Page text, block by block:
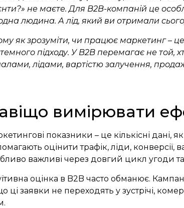
не маєте. Для B2B-компаній це
людина. А лід, який ви отримали
як зрозуміти, чи працює маркетинг –
підходу. У B2B перемагає не той,
лідами, вартістю залучення,
вимірювати
показники – це кількісні дані,
оцінити трафік, ліди, конверсії,
важливі через довгий цикл угоди
оцінка в B2B часто обманює.
ці заявки не переходять у зустрічі,